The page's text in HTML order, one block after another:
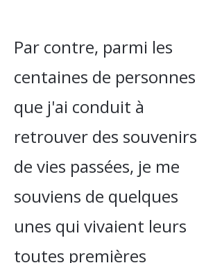
Par contre, parmi les
centaines de personnes
que j'ai conduit à
retrouver des souvenirs
de vies passées, je me
souviens de quelques
unes qui vivaient leurs
toutes premières